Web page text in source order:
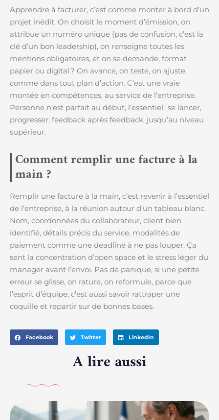
Apprendre à facturer, c’est comme monter à bord d’un
projet inédit. On choisit le moment d’émission, on
attribue un numéro unique (pas de confusion, c’est la
clé d’un bon leadership), on renseigne toutes les
mentions obligatoires, et on se demande, format
papier ou digital ? On avance, on teste, on ajuste,
comme dans tout plan d’action. C’est une vraie
montée en compétences, au service de l’entreprise.
Personne n’est parfait au début, l’essentiel : se lancer,
progresser, feedback après feedback, jusqu’au niveau
supérieur.
Comment remplir une facture à la
main ?
Remplir une facture à la main, c’est revenir à l’essentiel
de l’entreprise, à la réunion autour d’un tableau blanc.
Nom, coordonnées du collaborateur, client bien
identifié, détails précis du service, modalités de
paiement comme une deadline à ne pas louper. Ça
sent la concentration d’open space et le stress léger du
manager avant l’envoi. Pas de panique, si une petite
erreur se glisse, on rature, on reformule, parce que
l’esprit d’équipe, c’est aussi savoir rattraper une
coquille et repartir sur de bonnes bases.
Facebook Twitter LinkedIn
A lire aussi